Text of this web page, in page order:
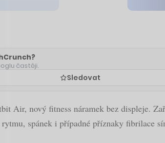
častěji.
Sledovat
Air, nový fitness náramek bez displeje.
spánek i případné příznaky fibrilace